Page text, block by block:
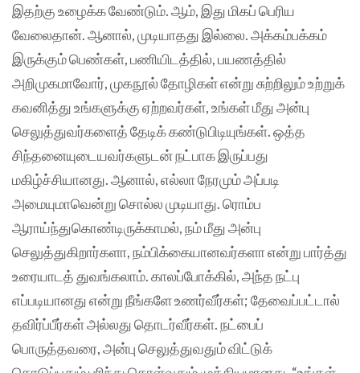
இதற்கு உழைக்க வேண்டும். ஆம், இது மிகப் பெரிய
வேலைதான். ஆனால், முடியாதது இல்லை. அக்கம்பக்கம்
இருக்கும் பெண்கள், பணியிடத்தில், பயணத்தில்
அறிமுகமாவோர், முகநூல் தோழிகள் என்று சுற்றிலும் உற்றுக்
கவனித்து உங்களுக்கு ஏற்றவர்கள், உங்கள் மீது அன்பு
செலுத்துவர்களைத் தேடிக் கண்டுபிடியுங்கள். ஒத்த
சிந்தனையுடையவர்களுடன் நட்பாக இருப்பது
மகிழ்ச்சியானது. ஆனால், எல்லா நேரமும் அப்படி
அமையுமாவென்று சொல்ல முடியாது. ரொம்ப
ஆராய்ந்துகொண்டிருக்காமல், நம் மீது அன்பு
செலுத்துகிறார்களா, நம்பிக்கையானவர்களா என்று பார்த்து
உரையாடத் துவங்கலாம். காலப்போக்கில், அந்த நட்பு
எப்படியானது என்று நீங்களே உணர்வீர்கள்; தேவைப்பட்டால்
தவிர்ப்பீர்கள் அல்லது தொடர்வீர்கள். நட்பைப்
பொருத்தவரை, அன்பு செலுத்துவதும் விட்டுக்